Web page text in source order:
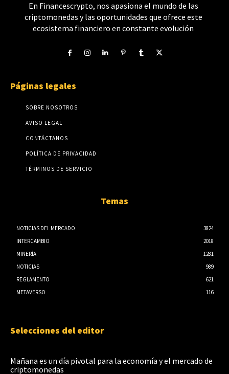
En Financescrypto, nos apasiona el mundo de las
criptomonedas y las oportunidades que ofrece este
ecosistema financiero en constante evolución
Páginas legales
SOBRE NOSOTROS
AVISO LEGAL
CONTÁCTANOS
POLÍTICA DE PRIVACIDAD
TÉRMINOS DE SERVICIO
Temas
NOTICIAS DEL MERCADO
3824
INTERCAMBIO
2018
MINERÍA
1281
NOTICIAS
989
REGLAMENTO
621
METAVERSO
116
Selecciones del editor
Mañana es un día pivotal para la economía y el mercado de
criptomonedas